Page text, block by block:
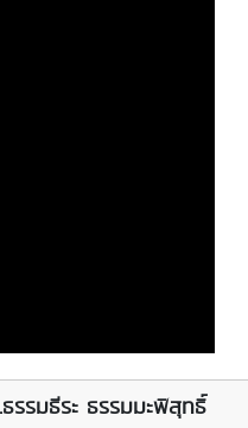
รรมธีระ ธรรมมะพิสุทธิ์